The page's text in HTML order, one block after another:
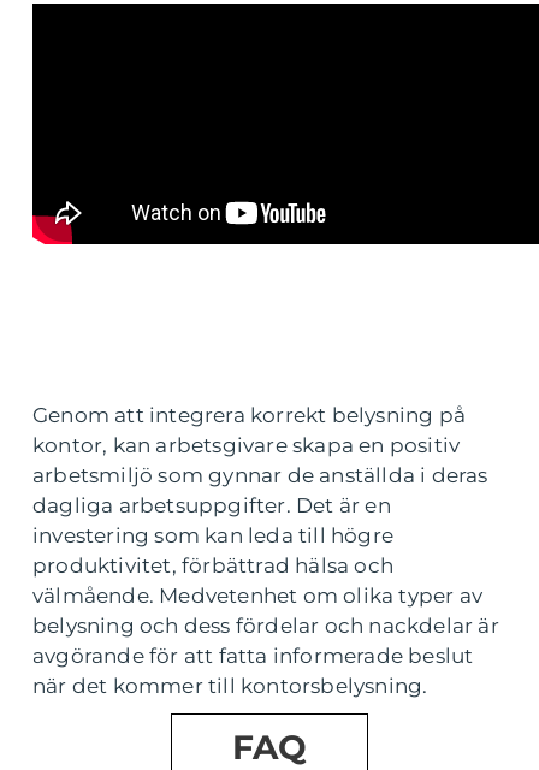
Genom att integrera korrekt belysning på
kontor, kan arbetsgivare skapa en positiv
arbetsmiljö som gynnar de anställda i deras
dagliga arbetsuppgifter. Det är en
investering som kan leda till högre
produktivitet, förbättrad hälsa och
välmående. Medvetenhet om olika typer av
belysning och dess fördelar och nackdelar är
avgörande för att fatta informerade beslut
när det kommer till kontorsbelysning.
FAQ